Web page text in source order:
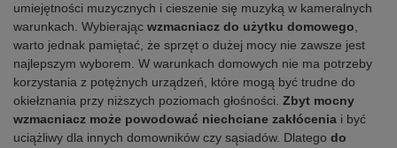
umiejętności muzycznych i cieszenie się muzyką w kameralnych
warunkach. Wybierając wzmacniacz do użytku domowego
warto jednak pamiętać, że sprzęt o dużej mocy nie zawsze jest
najlepszym wyborem. W warunkach domowych nie ma potrzeby
korzystania z potężnych urządzeń, które mogą być trudne do
okiełznania przy niższych poziomach głośności. Zbyt mocny
wzmacniacz może powodować niechciane zakłócenia i być
uciążliwy dla innych domowników czy sąsiadów. Dlatego do